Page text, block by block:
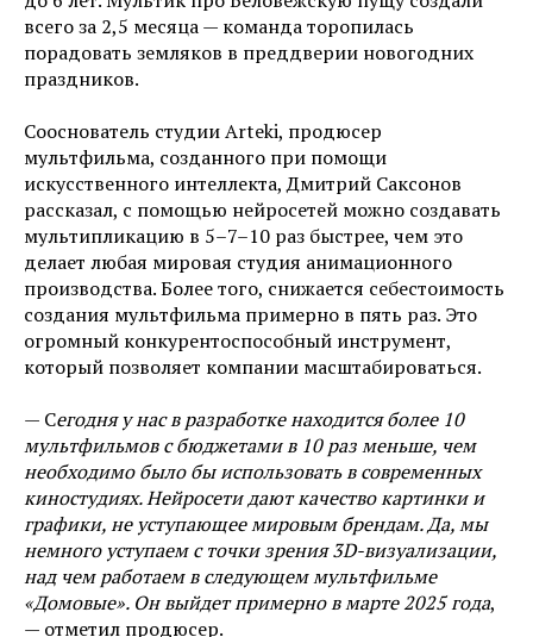
всего за 2,5 месяца — команда торопилась
порадовать земляков в преддверии новогодних
праздников.
Сооснователь студии Arteki, продюсер
мультфильма, созданного при помощи
искусственного интеллекта, Дмитрий Саксонов
рассказал, с помощью нейросетей можно создавать
мультипликацию в 5–7–10 раз быстрее, чем это
делает любая мировая студия анимационного
производства. Более того, снижается себестоимость
создания мультфильма примерно в пять раз. Это
огромный конкурентоспособный инструмент,
который позволяет компании масштабироваться.
— Сегодня у нас в разработке находится более 10
мультфильмов с бюджетами в 10 раз меньше, чем
необходимо было бы использовать в современных
киностудиях. Нейросети дают качество картинки и
графики, не уступающее мировым брендам. Да, мы
немного уступаем с точки зрения 3D-визуализации,
над чем работаем в следующем мультфильме
«Домовые». Он выйдет примерно в марте 2025 года,
— отметил продюсер.